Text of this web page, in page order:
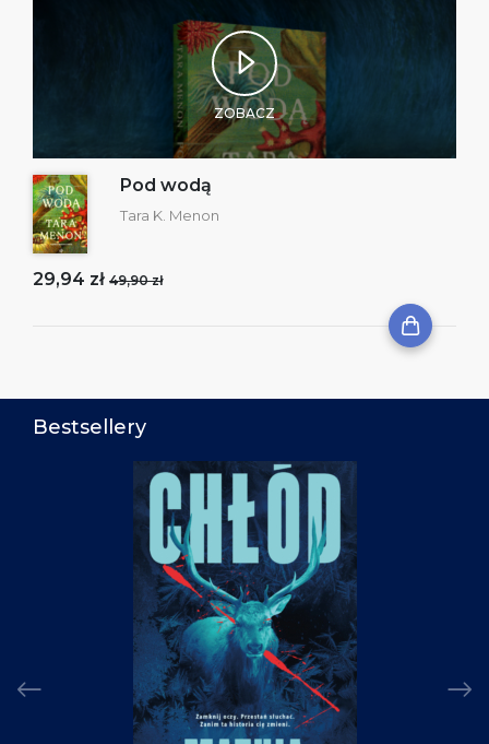
ZOBACZ
Pod wodą
Tara K. Menon
29,94 zł 49,90 zł
Bestsellery